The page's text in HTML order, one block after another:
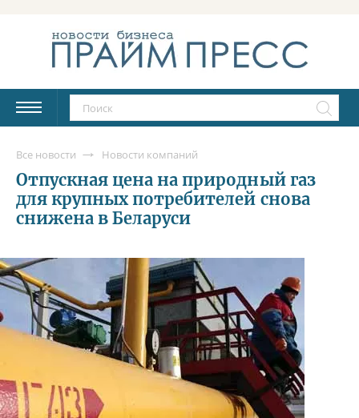
Все новости Новости компаний
Отпускная цена на природный газ
для крупных потребителей снова
снижена в Беларуси